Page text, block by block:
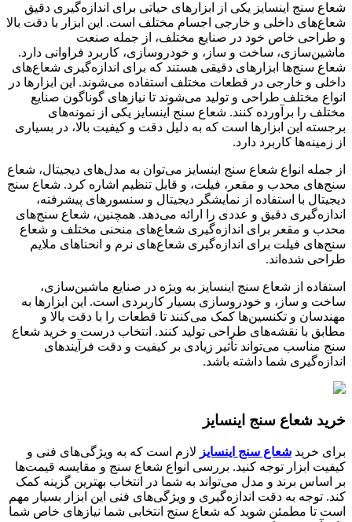
شعاع سنج اینسایز یکی از ابزارهای حیاتی برای اندازه‌گیری دقیق
شعاع‌های داخلی و خارجی اجسام مختلف است. این ابزار با دقت بالا
و طراحی خاص خود در صنایع مختلف، از جمله صنعت
ماشین‌سازی، ساخت و ساز، و خودروسازی، کاربرد فراوانی دارد.
شعاع سنج‌ها ابزارهای دقیقی هستند که برای اندازه‌گیری شعاع‌های
داخلی و خارجی در قطعات مختلف استفاده می‌شوند. این ابزارها در
انواع مختلف طراحی و تولید می‌شوند تا نیازهای گوناگون صنایع
مختلف را برآورده کنند. شعاع سنج اینسایز یکی از نمونه‌های
برجسته این ابزارها است که به دلیل دقت و کیفیت بالا، در بسیاری
از زمینه‌ها کاربرد دارد.
از جمله انواع شعاع سنج اینسایز می‌توان به مدل‌های دیجیتال، شعاع
سنج‌های محدب و مقعر، فیلت، و قابل تنظیم اشاره کرد. شعاع سنج
دیجیتال با استفاده از نمایشگر دیجیتال و سنسورهای پیشرفته،
اندازه‌گیری دقیق و عددی را ارائه می‌دهد. همچنین، شعاع سنج‌های
محدب و مقعر برای اندازه‌گیری شعاع‌های منحنی مختلف و شعاع
سنج‌های فیلت برای اندازه‌گیری شعاع‌های نرم و انحناهای ملایم
طراحی شده‌اند.
استفاده از شعاع سنج اینسایز به ویژه در صنایع ماشین‌سازی،
ساخت و ساز، و خودروسازی بسیار کاربردی است. این ابزارها به
مهندسان و تکنسین‌ها کمک می‌کنند تا قطعات را با دقت بالا و
مطابق با نقشه‌های طراحی تولید کنند. انتخاب درست و خرید شعاع
سنج مناسب می‌تواند تأثیر زیادی بر کیفیت و دقت فرآیندهای
اندازه‌گیری شما داشته باشد.
خرید شعاع سنج اینسایز
برای خرید شعاع سنج اینسایز لازم است که به ویژگی‌های فنی و
کیفیت ابزار توجه کنید. بررسی انواع شعاع سنج و مقایسه قیمت‌ها
بر اساس برند و مدل می‌تواند به شما در انتخاب بهترین گزینه کمک
کند. توجه به دقت اندازه‌گیری و ویژگی‌های فنی این ابزار بسیار مهم
است تا مطمئن شوید که شعاع سنج انتخابی شما نیازهای خاص شما